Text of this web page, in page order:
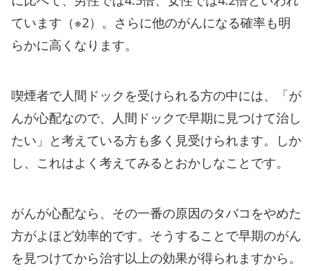
ています（※2）。さらに他のがんになる確率も明
らかに高くなります。
喫煙者で人間ドックを受けられる方の中には、「が
んが心配なので、人間ドックで早期に見つけて治し
たい」と考えている方も多く見受けられます。しか
し、これはよく考えてみるとおかしなことです。
がんが心配なら、その一番の原因のタバコをやめた
方がよほど効率的です。そうすることで早期のがん
を見つけてから治す以上の効果が得られますから。